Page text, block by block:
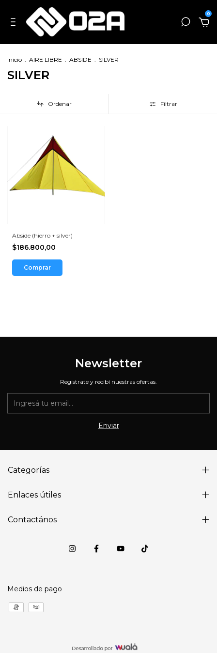
0
Inicio . AIRE LIBRE . ABSIDE . SILVER
SILVER
Ordenar Filtrar
Abside (hierro + silver)
$186.800,00
Newsletter
Registrate y recibí nuestras ofertas.
Categorías
Enlaces útiles
Contactános
Medios de pago